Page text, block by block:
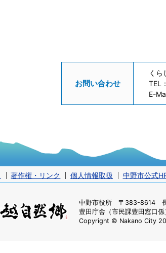
お問い合わせ
く
TEL：
E-
著作権・リンク 個人情報取扱 中野市公式
中野市役所 〒383-8614 長
豊田庁舎（市民課豊田窓口係
Copyright © Nakano City